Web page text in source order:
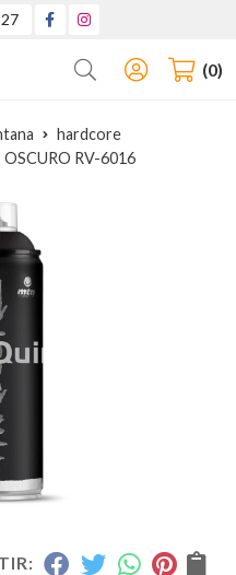
Buscar 0
hardcore
RV-6016